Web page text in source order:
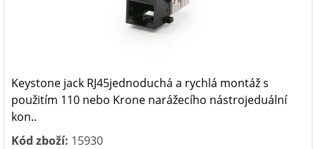
Keystone jack RJ45jednoduchá a rychlá montáž s
použitím 110 nebo Krone narážecího nástrojeduální
kon..
Kód zboží: 15930